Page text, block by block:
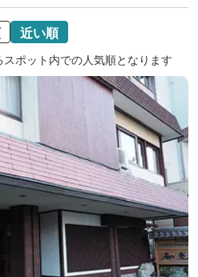
近い順
ポット内での人気順となります